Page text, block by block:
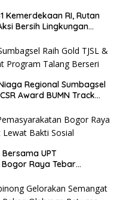
Kemerdekaan RI, Rutan
Bersih Lingkungan
Regional Sumbagsel
Award BUMN Track
UPT
Raya Tebar